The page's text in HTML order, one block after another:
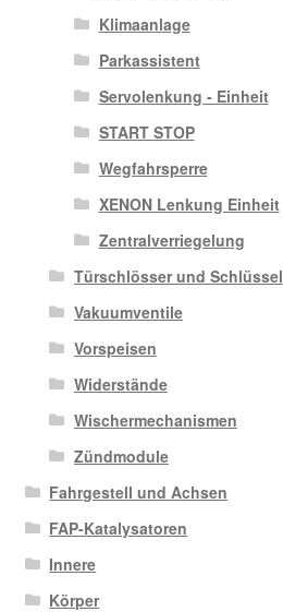
Klimaanlage
Parkassistent
Servolenkung - Einheit
START STOP
Wegfahrsperre
XENON Lenkung Einheit
Zentralverriegelung
Türschlösser und Schlüssel
Vakuumventile
Vorspeisen
Widerstände
Wischermechanismen
Zündmodule
Fahrgestell und Achsen
FAP-Katalysatoren
Innere
Körper